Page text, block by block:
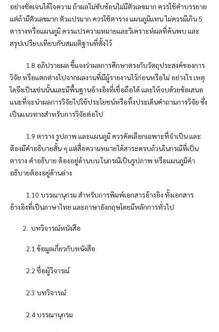
อย่างชัดเจนได้ใจความ ถ้าผลไม่ซับซ้อนไม่มีตัวเลขมาก ควรใช้คำบรรยาย
แต่ถ้ามีตัวเลขมาก ตัวแปรมาก ควรใช้ตาราง แผนภูมิแทน ไม่ควรมีเกิน 5
ตารางหรือแผนภูมิ ควรแปรความหมายและวิเคราะห์ผลที่ค้นพบ และ
สรุปเปรียบเทียบกับสมมติฐานที่ตั้งไว้
1.8 อภิปรายผล ชี้แจงว่าผลการศึกษาตรงกับวัตถุประสงค์ของการ
วิจัย หรือแตกต่างไปจากผลงานที่มีผู้รายงานไว้ก่อนหรือไม่ อย่างไร เหตุ
ใดจึงเป็นเช่นนั้นและมีพื้นฐานอ้างอิงที่เชื่อถือได้ และให้จบด้วยข้อเสนอ
แนะที่จะนำผลการวิจัยไปใช้ประโยชน์หรือทิ้งประเด็นคำถามการวิจัย ซึ่ง
เป็นแนวทางสำหรับการวิจัยต่อไป
1.9 ตาราง รูปภาพ และแผนภูมิ ควรคัดเลือกเฉพาะที่จำเป็น และ
ต้องมีคำอธิบายสั้น ๆ แต่สื่อความหมายได้สาระครบถ้วนในกรณีที่เป็น
ตาราง คำอธิบาย ต้องอยู่ด้านบน ในกรณีเป็นรูปภาพ หรือแผนภูมิคำ
อธิบายต้องอยู่ด้านล่าง
1.10 บรรณานุกรม สำหรับการพิมพ์เอกสารอ้างอิง ทั้งเอกสาร
อ้างอิงที่เป็นภาษาไทย และภาษาอังกฤษโดยมีหลักการทั่วไป
บทวิจารณ์หนังสือ
2.1 ข้อมูลเกี่ยวกับหนังสือ
2.2 ชื่อผู้วิจารณ์
2.3 บทวิจารณ์
2.4 บรรณานุกรม